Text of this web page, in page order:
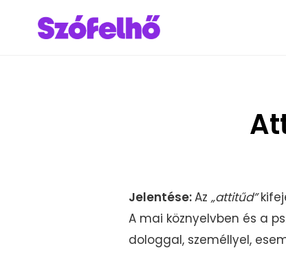
Jelentése:Az „attitűd”
A mai köznyelvben és a
dologgal, személlyel,